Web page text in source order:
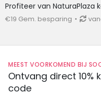
Profiteer van NaturaPlaza
€19 Gem. besparing
MEEST VOORKOMEND BIJ
Ontvang direct 10%
code